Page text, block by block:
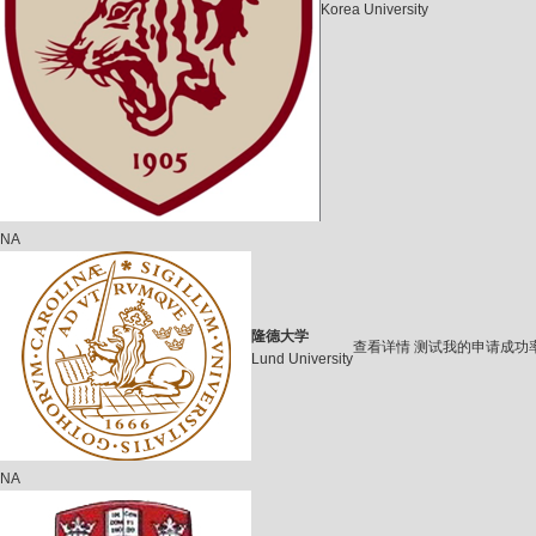
Korea University
NA
隆德大学
Lund University
查看详情 测试我的申请成功
NA